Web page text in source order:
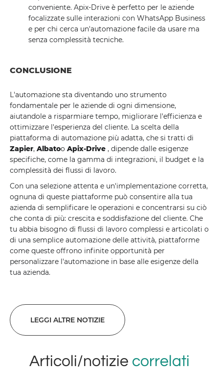
conveniente. Apix-Drive è perfetto per le aziende
focalizzate sulle interazioni con WhatsApp Business
e per chi cerca un'automazione facile da usare ma
senza complessità tecniche.
CONCLUSIONE
L'automazione sta diventando uno strumento
fondamentale per le aziende di ogni dimensione,
aiutandole a risparmiare tempo, migliorare l'efficienza e
ottimizzare l'esperienza del cliente. La scelta della
piattaforma di automazione più adatta, che si tratti di
Zapier, Albatoo Apix-Drive , dipende dalle esigenze
specifiche, come la gamma di integrazioni, il budget e la
complessità dei flussi di lavoro.
Con una selezione attenta e un'implementazione corretta,
ognuna di queste piattaforme può consentire alla tua
azienda di semplificare le operazioni e concentrarsi su ciò
che conta di più: crescita e soddisfazione del cliente. Che
tu abbia bisogno di flussi di lavoro complessi e articolati o
di una semplice automazione delle attività, piattaforme
come queste offrono infinite opportunità per
personalizzare l'automazione in base alle esigenze della
tua azienda.
LEGGI ALTRE NOTIZIE
Articoli/notizie correlati